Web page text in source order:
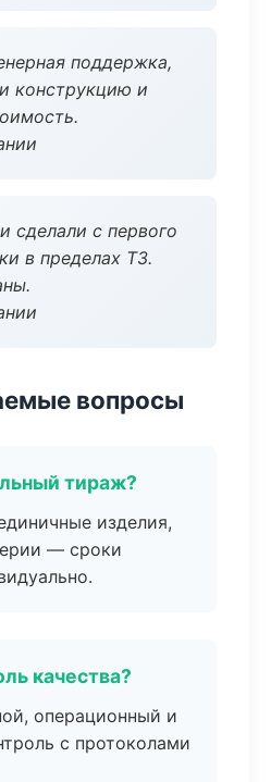
поддержка,
конструкцию и
сделали с первого
в пределах ТЗ.
вопросы
тираж?
изделия,
— сроки
качества?
операционный и
с протоколами